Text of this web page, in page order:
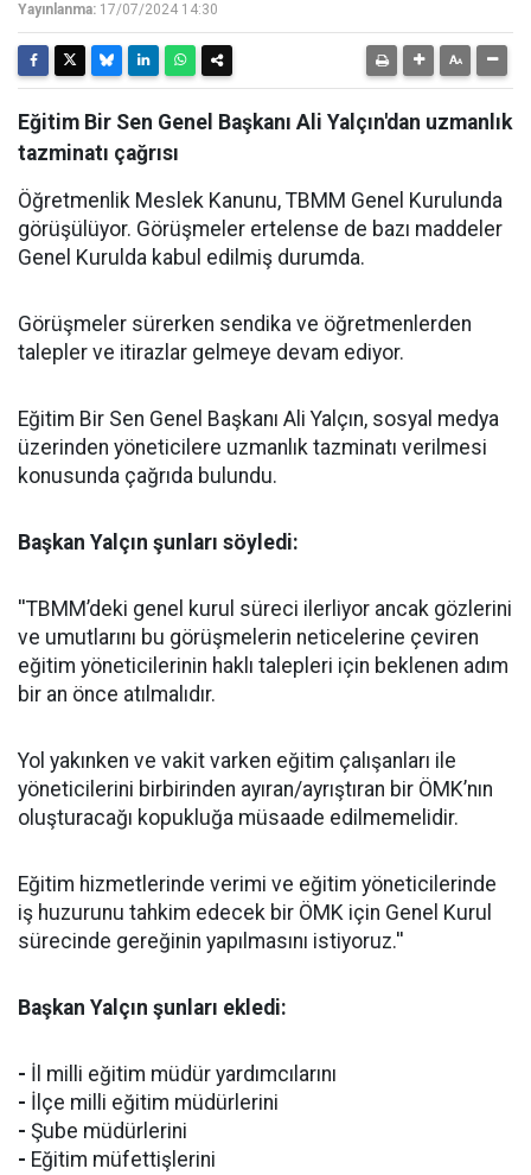
Yayınlanma: 17/07/2024 14:30
Eğitim Bir Sen Genel Başkanı Ali Yalçın'dan uzmanlık
tazminatı çağrısı
Öğretmenlik Meslek Kanunu, TBMM Genel Kurulunda
görüşülüyor. Görüşmeler ertelense de bazı maddeler
Genel Kurulda kabul edilmiş durumda.
Görüşmeler sürerken sendika ve öğretmenlerden
talepler ve itirazlar gelmeye devam ediyor.
Eğitim Bir Sen Genel Başkanı Ali Yalçın, sosyal medya
üzerinden yöneticilere uzmanlık tazminatı verilmesi
konusunda çağrıda bulundu.
Başkan Yalçın şunları söyledi:
''TBMM’deki genel kurul süreci ilerliyor ancak gözlerini
ve umutlarını bu görüşmelerin neticelerine çeviren
eğitim yöneticilerinin haklı talepleri için beklenen adım
bir an önce atılmalıdır.
Yol yakınken ve vakit varken eğitim çalışanları ile
yöneticilerini birbirinden ayıran/ayrıştıran bir ÖMK’nın
oluşturacağı kopukluğa müsaade edilmemelidir.
Eğitim hizmetlerinde verimi ve eğitim yöneticilerinde
iş huzurunu tahkim edecek bir ÖMK için Genel Kurul
sürecinde gereğinin yapılmasını istiyoruz.''
Başkan Yalçın şunları ekledi:
- İl milli eğitim müdür yardımcılarını
- İlçe milli eğitim müdürlerini
- Şube müdürlerini
- Eğitim müfettişlerini